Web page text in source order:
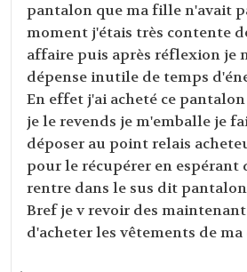
pantalon que ma fille n'avait
moment j'étais très contente
affaire puis après réflexion je
dépense inutile de temps
En effet j'ai acheté ce
je le revends je m'emballe je
déposer au point relais
pour le récupérer en espérant
rentre dans le sus dit
Bref je v revoir des
d'acheter les vêtements de